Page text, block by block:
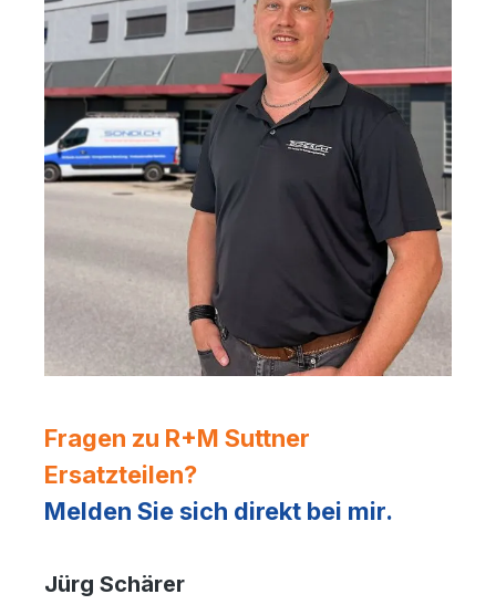
Fragen zu R+M Suttner
Ersatzteilen?
Melden Sie sich direkt bei mir.
Jürg Schärer